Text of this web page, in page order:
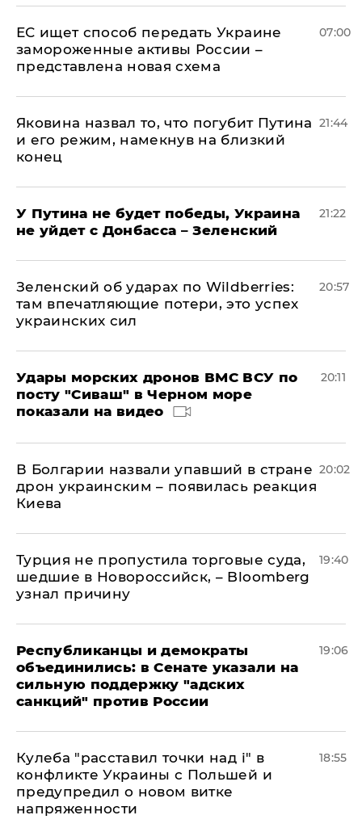
ЕС ищет способ передать Украине
замороженные активы России –
представлена новая схема
07:00
Яковина назвал то, что погубит Путина
и его режим, намекнув на близкий
конец
21:44
У Путина не будет победы, Украина
не уйдет с Донбасса – Зеленский
21:22
Зеленский об ударах по Wildberries:
там впечатляющие потери, это успех
украинских сил
20:57
Удары морских дронов ВМС ВСУ по
посту "Сиваш" в Черном море
показали на видео
20:11
В Болгарии назвали упавший в стране
дрон украинским – появилась реакция
Киева
20:02
Турция не пропустила торговые суда,
шедшие в Новороссийск, – Bloomberg
узнал причину
19:40
Республиканцы и демократы
объединились: в Сенате указали на
сильную поддержку "адских
санкций" против России
19:06
Кулеба "расставил точки над і" в
конфликте Украины с Польшей и
предупредил о новом витке
напряженности
18:55